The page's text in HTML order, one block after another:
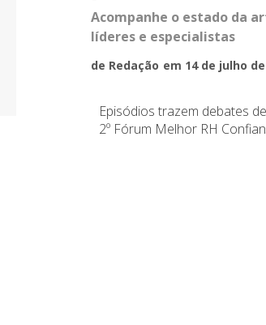
Acompanhe o estado da
líderes e especialistas
de Redação em 14 de julho
Episódios trazem debates
2º Fórum Melhor RH